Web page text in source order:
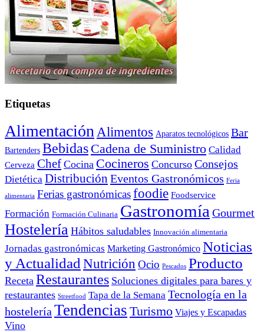
Etiquetas
Alimentación Alimentos Aparatos tecnológicos Bar
Bartenders Bebidas Cadena de Suministro Calidad
Cerveza Chef Cocina Cocineros Concurso Consejos
Dietética Distribución Eventos Gastronómicos Feria
alimentaria Ferias gastronómicasfoodie Foodservice
Formación Formación Culinaria Gastronomía Gourmet
Hostelería Hábitos saludables Innovación alimentaria
Jornadas gastronómicas Marketing Gastronómico Noticias
y Actualidad Nutrición Ocio Pescados Producto
Receta Restaurantes Soluciones digitales para bares y
restaurantes Streetfood Tapa de la Semana Tecnología en la
hostelería Tendencias Turismo Viajes y Escapadas
Vino